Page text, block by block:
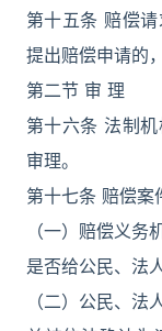
第十五条 赔偿
提出赔偿申请的
第二节 审 理
第十六条 法制
审理。
第十七条 赔偿案
（一）赔偿义
是否给公民、法
（二）公民、